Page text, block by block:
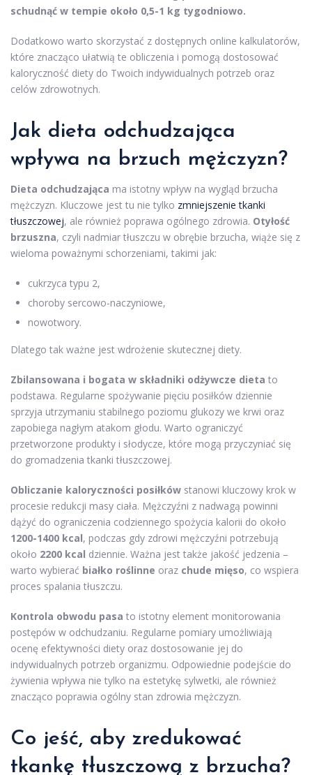
schudnąć w tempie około 0,5-1 kg tygodniowo.
Dodatkowo warto skorzystać z dostępnych online kalkulatorów,
które znacząco ułatwią te obliczenia i pomogą dostosować
kaloryczność diety do Twoich indywidualnych potrzeb oraz
celów zdrowotnych.
Jak dieta odchudzająca
wpływa na brzuch mężczyzn?
Dieta odchudzająca ma istotny wpływ na wygląd brzucha
mężczyzn. Kluczowe jest tu nie tylko zmniejszenie tkanki
tłuszczowej, ale również poprawa ogólnego zdrowia. Otyłość
brzuszna, czyli nadmiar tłuszczu w obrębie brzucha, wiąże się z
wieloma poważnymi schorzeniami, takimi jak:
cukrzyca typu 2,
choroby sercowo-naczyniowe,
nowotwory.
Dlatego tak ważne jest wdrożenie skutecznej diety.
Zbilansowana i bogata w składniki odżywcze dieta to
podstawa. Regularne spożywanie pięciu posiłków dziennie
sprzyja utrzymaniu stabilnego poziomu glukozy we krwi oraz
zapobiega nagłym atakom głodu. Warto ograniczyć
przetworzone produkty i słodycze, które mogą przyczyniać się
do gromadzenia tkanki tłuszczowej.
Obliczanie kaloryczności posiłków stanowi kluczowy krok w
procesie redukcji masy ciała. Mężczyźni z nadwagą powinni
dążyć do ograniczenia codziennego spożycia kalorii do około
1200-1400 kcal, podczas gdy zdrowi mężczyźni potrzebują
około 2200 kcal dziennie. Ważna jest także jakość jedzenia –
warto wybierać białko roślinne oraz chude mięso, co wspiera
proces spalania tłuszczu.
Kontrola obwodu pasa to istotny element monitorowania
postępów w odchudzaniu. Regularne pomiary umożliwiają
ocenę efektywności diety oraz dostosowanie jej do
indywidualnych potrzeb organizmu. Odpowiednie podejście do
żywienia wpływa nie tylko na estetykę sylwetki, ale również
znacząco poprawia ogólny stan zdrowia mężczyzn.
Co jeść, aby zredukować
tkankę tłuszczową z brzucha?